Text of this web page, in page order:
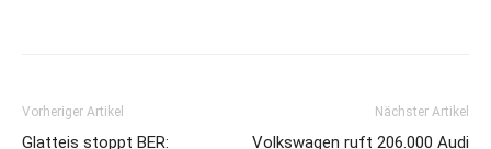
Vorheriger Artikel
Glatteis stoppt BER:
Nächster Artikel
Volkswagen ruft 206.000 Audi